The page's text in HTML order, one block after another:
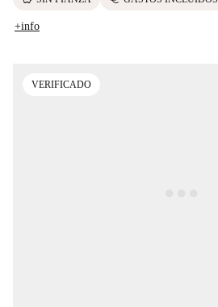
+info
VERIFICADO